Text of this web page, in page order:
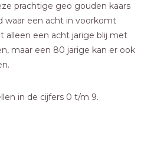
prachtige geo gouden kaars
waar een acht in voorkomt
alleen een acht jarige blij met
maar een 80 jarige kan er ook
in de cijfers 0 t/m 9.